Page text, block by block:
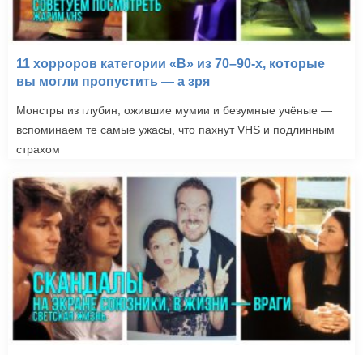
11 хорроров категории «B» из 70–90-х, которые
вы могли пропустить — а зря
Монстры из глубин, ожившие мумии и безумные учёные —
вспоминаем те самые ужасы, что пахнут VHS и подлинным
страхом